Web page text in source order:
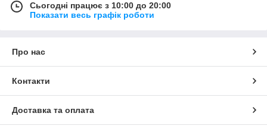
Сьогодні працює з 10:00 до 20:00
Показати весь графік роботи
Про нас
Контакти
Доставка та оплата